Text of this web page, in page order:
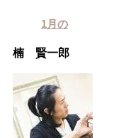
1月の
楠 賢一郎